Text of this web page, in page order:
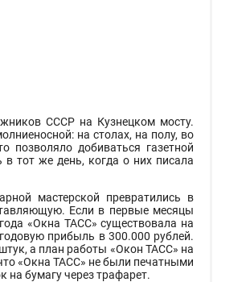
СССР на Кузнецком мосту.
на столах, на полу, во
позволяло добиваться газетной
в тот же день, когда о них писала
мастерской превратились в
Если в первые месяцы
«Окна ТАСС» существовала на
прибыль в 300.000 рублей.
а план работы «Окон ТАСС» на
«Окна ТАСС» не были печатными
на бумагу через трафарет.